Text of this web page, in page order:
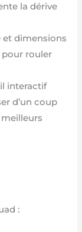
la dérive
et dimensions
pour rouler
interactif
d’un coup
: